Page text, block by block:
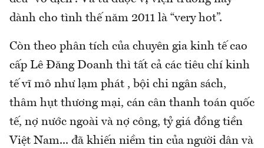
dành cho tình thế năm 2011 là “very hot”.
Còn theo phân tích của chuyên gia kinh tế cao
cấp Lê Đăng Doanh thì tất cả các tiêu chí kinh
tế vĩ mô như lạm phát , bội chi ngân sách,
thâm hụt thương mại, cán cân thanh toán quốc
tế, nợ nước ngoài và nợ công, tỷ giá đồng tiền
Việt Nam... đã khiến niềm tin của người dân và